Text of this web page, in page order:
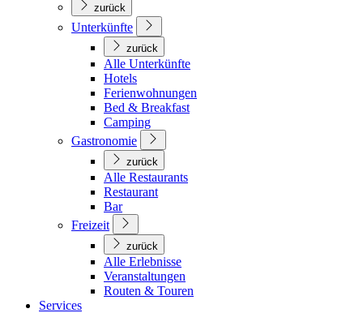
zurück
Unterkünfte
zurück
Alle Unterkünfte
Hotels
Ferienwohnungen
Bed & Breakfast
Camping
Gastronomie
zurück
Alle Restaurants
Restaurant
Bar
Freizeit
zurück
Alle Erlebnisse
Veranstaltungen
Routen & Touren
Services